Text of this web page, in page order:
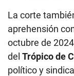
La corte
aprehensión
octubre de
del Trópico de
político y